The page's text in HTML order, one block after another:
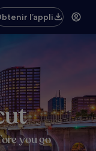
l’appli
you go